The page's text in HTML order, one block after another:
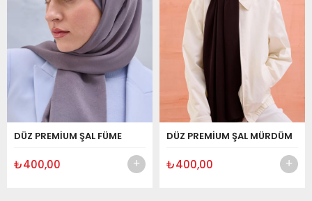
DÜZ PREMİUM ŞAL FÜME
₺400,00
DÜZ PREMİUM ŞAL MÜRDÜM
₺400,00